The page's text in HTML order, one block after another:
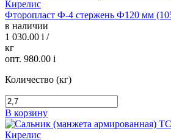
Фторопласт Ф-4 стержень Ф120 мм
в наличии
1 030.00 i /
кг
опт. 980.00 i
Количество (кг)
В корзину